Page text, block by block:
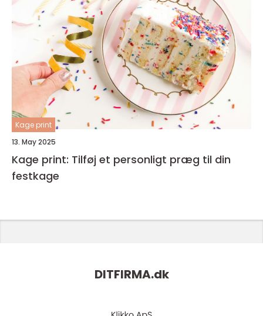
Kage print
13. May 2025
Kage print: Tilføj et personligt præg til din
festkage
DITFIRMA.dk